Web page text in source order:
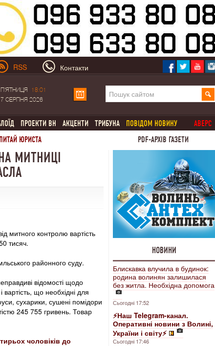
RSS Контакти
П'ЯТНИЦЯ
18:01
7 СЕРПНЯ 2026
ПРОЕКТИ ВН АКЦЕНТИ ТРИБУНА ПОВІДОМ НОВИНУ
АВЕРС
ЮРИСТА PDF-АРХІВ ГАЗЕТИ
МИТНИЦІ
митного контролю вартість
тисяч.
районного суду.
відомості щодо
вартість, що необхідні для
сухарики, сушені помідори
245 755 гривень. Товар
чоловіків до
НОВИНИ
Блискавка влучила в будинок:
родина волинян залишилася
без житла. Необхідна допомога
Сьогодні 17:52
⚡️Наш Telegram-канал.
Оперативні новини з Волині,
України і світу⚡️
Сьогодні 17:46